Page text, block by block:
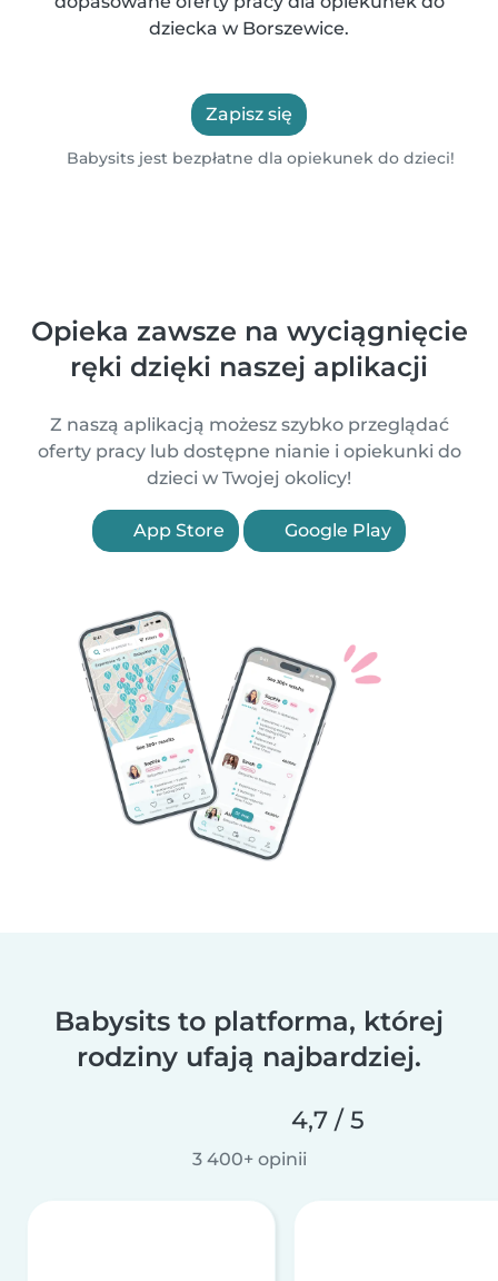
dziecka w Borszewice.
Zapisz się
Babysits jest bezpłatne dla opiekunek do dzieci!
Opieka zawsze na wyciągnięcie
ręki dzięki naszej aplikacji
Z naszą aplikacją możesz szybko przeglądać
oferty pracy lub dostępne nianie i opiekunki do
dzieci w Twojej okolicy!
App Store Google Play
Babysits to platforma, której
rodziny ufają najbardziej.
4,7 / 5
3 400+ opinii